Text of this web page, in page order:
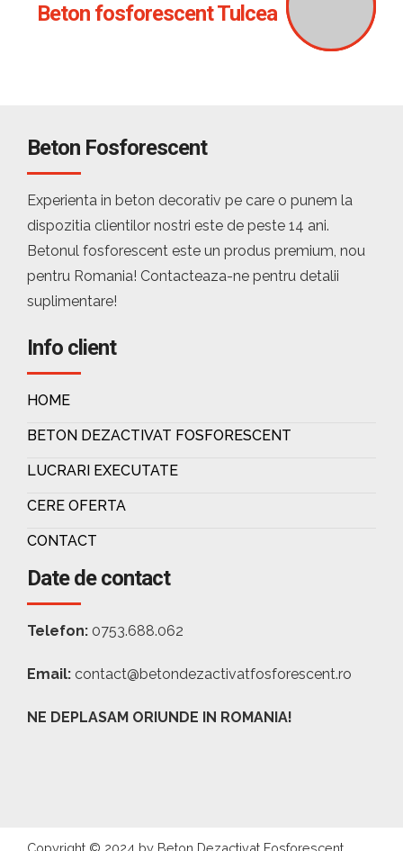
Beton fosforescent Tulcea
Beton Fosforescent
Experienta in beton decorativ pe care o punem la
dispozitia clientilor nostri este de peste 14 ani.
Betonul fosforescent este un produs premium, nou
pentru Romania! Contacteaza-ne pentru detalii
suplimentare!
Info client
HOME
BETON DEZACTIVAT FOSFORESCENT
LUCRARI EXECUTATE
CERE OFERTA
CONTACT
Date de contact
Telefon: 0753.688.062
Email: contact@betondezactivatfosforescent.ro
NE DEPLASAM ORIUNDE IN ROMANIA!
Copyright © 2024 by Beton Dezactivat Fosforescent.